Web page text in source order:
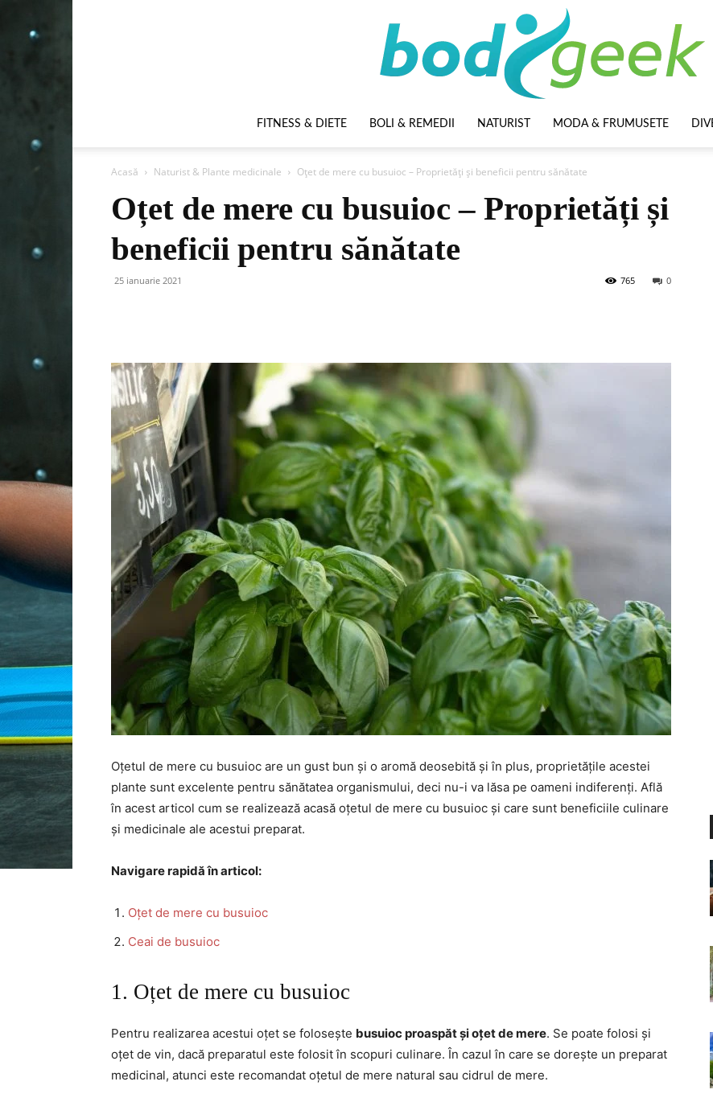
FITNESS & DIETE BOLI & REMEDII NATURIST MODA & FRUMUSETE
Acasă Naturist & Plante medicinale Oțet de mere cu busuioc – Proprietăți și beneficii pentru sănătate
Oțet de mere cu busuioc – Proprietăți și
beneficii pentru sănătate
25 ianuarie 2021 0
765
Oțetul de mere cu busuioc are un gust bun și o aromă deosebită și în plus, proprietățile acestei
plante sunt excelente pentru sănătatea organismului, deci nu-i va lăsa pe oameni indiferenți. Află
în acest articol cum se realizează acasă oțetul de mere cu busuioc și care sunt beneficiile culinare
și medicinale ale acestui preparat.
Navigare rapidă în articol:
Oțet de mere cu busuioc
Ceai de busuioc
1. Oțet de mere cu busuioc
Pentru realizarea acestui oțet se folosește busuioc proaspăt și oțet de mere. Se poate folosi și
oțet de vin, dacă preparatul este folosit în scopuri culinare. În cazul în care se dorește un preparat
medicinal, atunci este recomandat oțetul de mere natural sau cidrul de mere.